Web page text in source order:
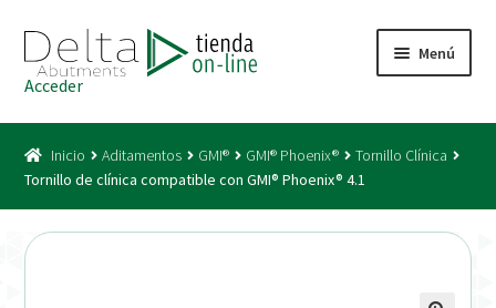
a
la
navegación
al
contenido
Menú
Acceso
Acceder
Inicio Aditamentos GMI® GMI® Phoenix®
Tornillo Clínica
Tornillo de clínica compatible con GMI® Phoenix® 4.1